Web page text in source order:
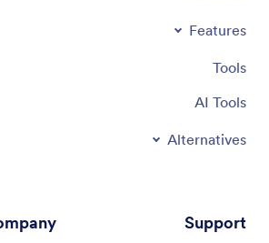
Features
Tools
AI Tools
Alternatives
Support